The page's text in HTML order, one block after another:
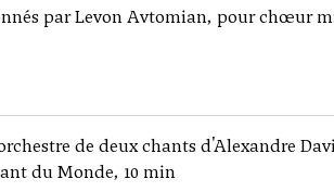
par Levon Avtomian, pour chœur
de deux chants d'Alexandre
du Monde, 10 min